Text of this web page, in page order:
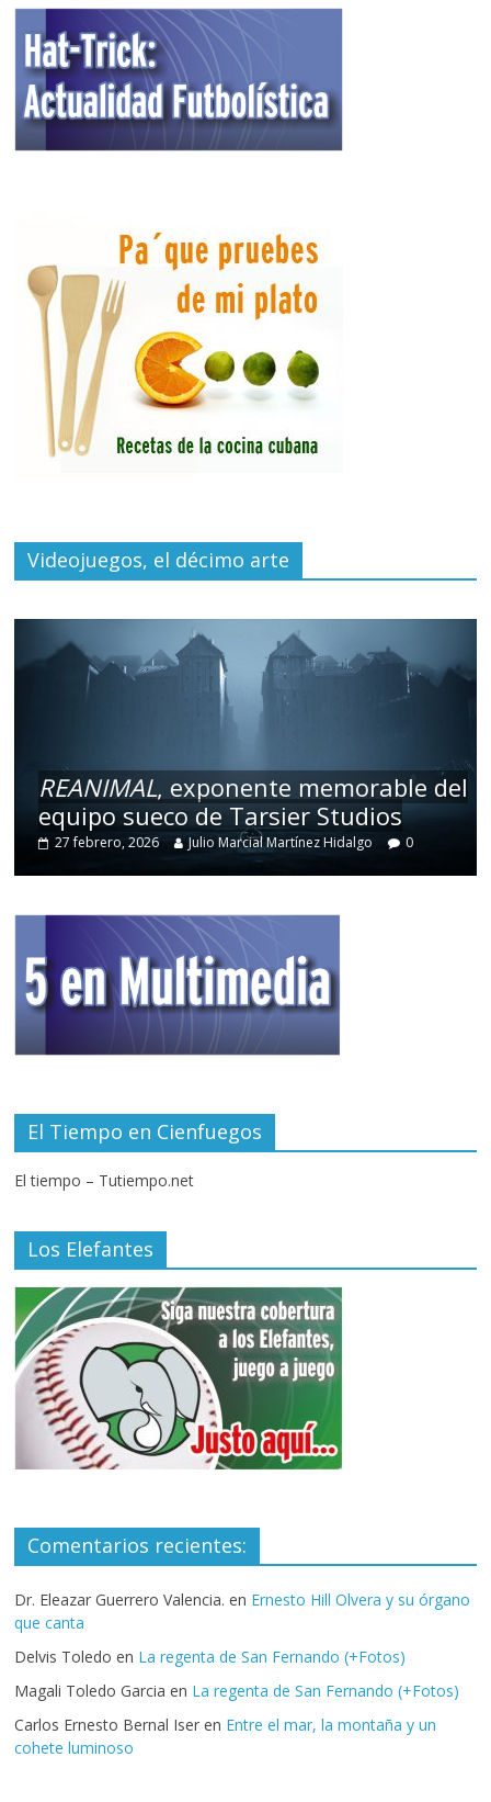
Videojuegos, el décimo arte
REANIMAL, exponente memorable del
equipo sueco de Tarsier Studios
27 febrero, 2026 Julio Marcial Martínez Hidalgo 0
El Tiempo en Cienfuegos
El tiempo – Tutiempo.net
Los Elefantes
Comentarios recientes:
Dr. Eleazar Guerrero Valencia. en Ernesto Hill Olvera y su órgano
que canta
Delvis Toledo en La regenta de San Fernando (+Fotos)
Magali Toledo Garcia en La regenta de San Fernando (+Fotos)
Carlos Ernesto Bernal Iser en Entre el mar, la montaña y un
cohete luminoso